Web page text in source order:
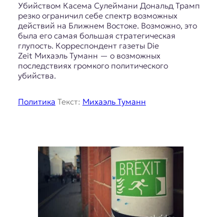
Убийством Касема Сулеймани Дональд Трамп
резко ограничил себе спектр возможных
действий на Ближнем Востоке. Возможно, это
была его самая большая стратегическая
глупость. Корреспондент газеты Die
Zeit Михаэль Туманн — о возможных
последствиях громкого политического
убийства.
Политика Текст: Михаэль Туманн